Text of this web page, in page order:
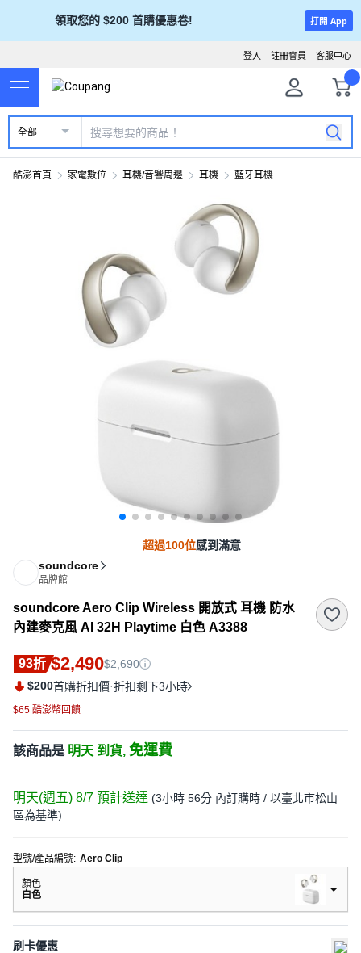
領取您的 $200 首購優惠卷! 打開 App
客服中心
註冊會員
登入
全部
酷澎首頁 家電數位 耳機/音響周邊 耳機 藍牙耳機
超過100位感到滿意
soundcore
品牌館
soundcore Aero Clip Wireless 開放式 耳機 防水
內建麥克風 AI 32H Playtime 白色 A3388
93折 $2,490$2,690
$200首購折扣價·折扣剩下3小時
$65 酷澎幣回饋
該商品是 明天 到貨, 免運費
明天(週五) 8/7 預計送達 (3小時 56分 內訂購時 / 以臺北市松山
區為基準)
型號/產品編號: Aero Clip
顏色
白色
刷卡優惠